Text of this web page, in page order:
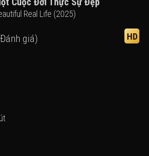
Real Life (2025)
giá) HD